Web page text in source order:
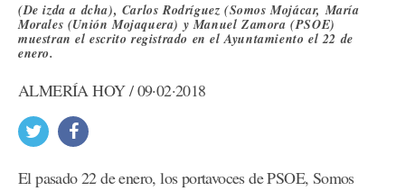
(De izda a dcha), Carlos Rodríguez (Somos Mojácar, María
Morales (Unión Mojaquera) y Manuel Zamora (PSOE)
muestran el escrito registrado en el Ayuntamiento el 22 de
enero.
ALMERÍA HOY / 09·02·2018
El pasado 22 de enero, los portavoces de PSOE, Somos